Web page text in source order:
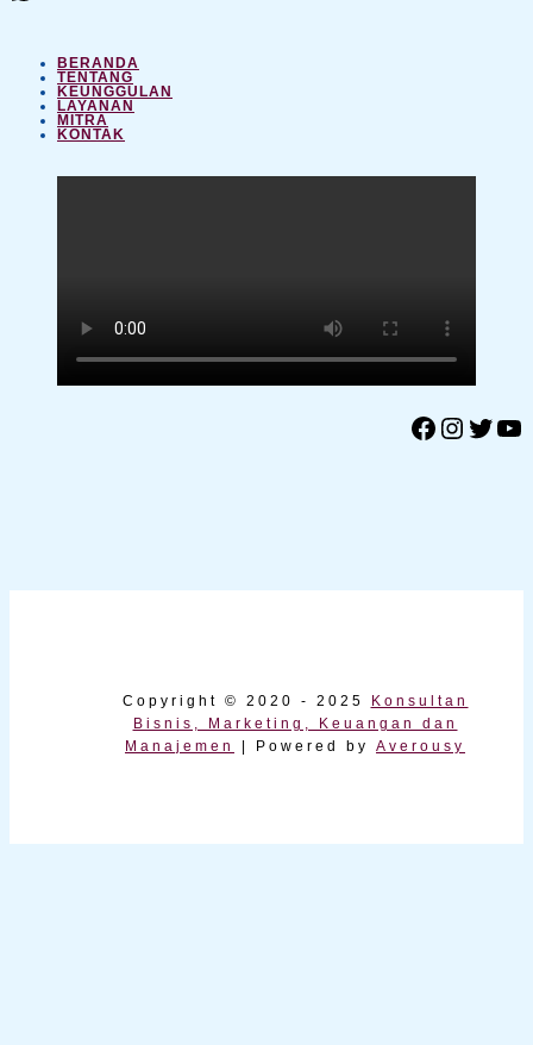
BERANDA
TENTANG
KEUNGGULAN
LAYANAN
MITRA
KONTAK
Facebook Instagram Twitter YouTube
Copyright © 2020 - 2025
Konsultan
Bisnis, Marketing, Keuangan dan
Manajemen
| Powered by Averousy